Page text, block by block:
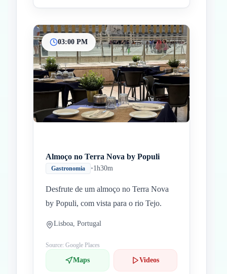
03:00 PM
Almoço no Terra Nova by Populi
Gastronomia •1h30m
Desfrute de um almoço no Terra Nova
by Populi, com vista para o rio Tejo.
Lisboa, Portugal
Source: Google Places
Maps Videos